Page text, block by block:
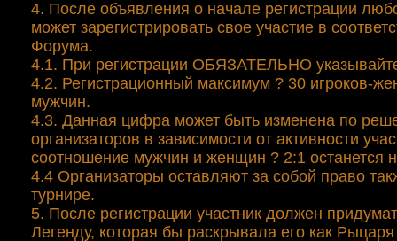
4. После объявления о начале регистрации
может зарегистрировать свое участие в
Форума.
4.1. При регистрации ОБЯЗАТЕЛЬНО
4.2. Регистрационный максимум ? 30 игроков-
мужчин.
4.3. Данная цифра может быть изменена по
организаторов в зависимости от активности
соотношение мужчин и женщин ? 2:1 останется
4.4 Организаторы оставляют за собой право
турнире.
5. После регистрации участник должен
Легенду, которая бы раскрывала его как